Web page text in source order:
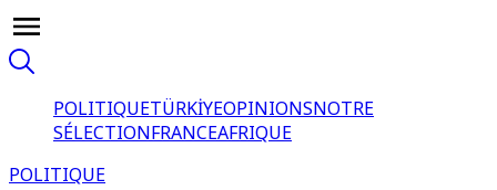
POLITIQUETÜRKİYEOPINIONSNOTRE
SÉLECTIONFRANCEAFRIQUE
POLITIQUE